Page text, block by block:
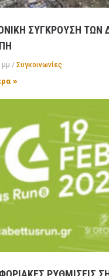
ΣΥΓΚΡΟΥΣΗ ΤΩΝ
μμ Συγκοινωνίες
»